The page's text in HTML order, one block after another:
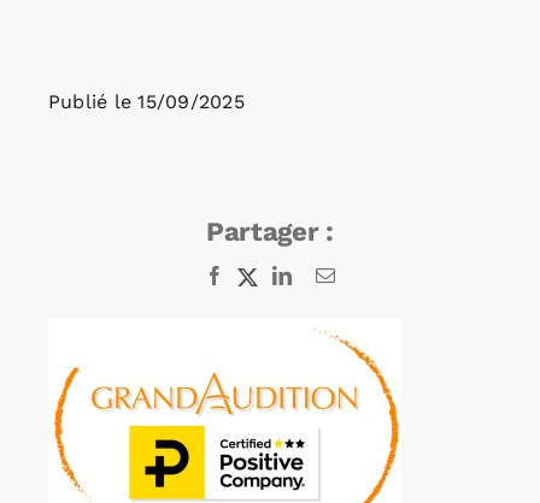
Publié le 15/09/2025
Partager :
Facebook
X LinkedInEmail